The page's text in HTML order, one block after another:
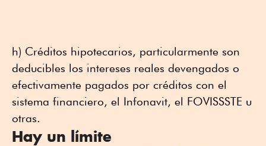
h) Créditos hipotecarios, particularmente son
deducibles los intereses reales devengados o
efectivamente pagados por créditos con el
sistema financiero, el Infonavit, el FOVISSSTE u
otras.
Hay un límite